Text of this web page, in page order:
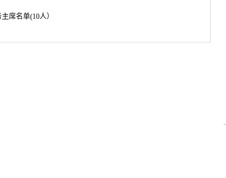
席名单(10人）